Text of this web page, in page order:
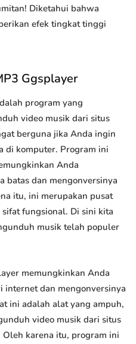
Diketahui bahwa
efek tingkat tinggi
Ggsplayer
program yang
video musik dari situs
berguna jika Anda ingin
di komputer. Program ini
Anda
batas dan mengonversinya
itu, ini merupakan pusat
fungsional. Di sini kita
musik telah populer
memungkinkan Anda
internet dan mengonversinya
ini adalah alat yang ampuh,
video musik dari situs
karena itu, program ini